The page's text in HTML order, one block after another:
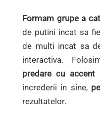
Formam grupe a
de putini incat sa
de multi incat sa
interactiva.
predare cu accent
increderii in sine,
rezultatelor.